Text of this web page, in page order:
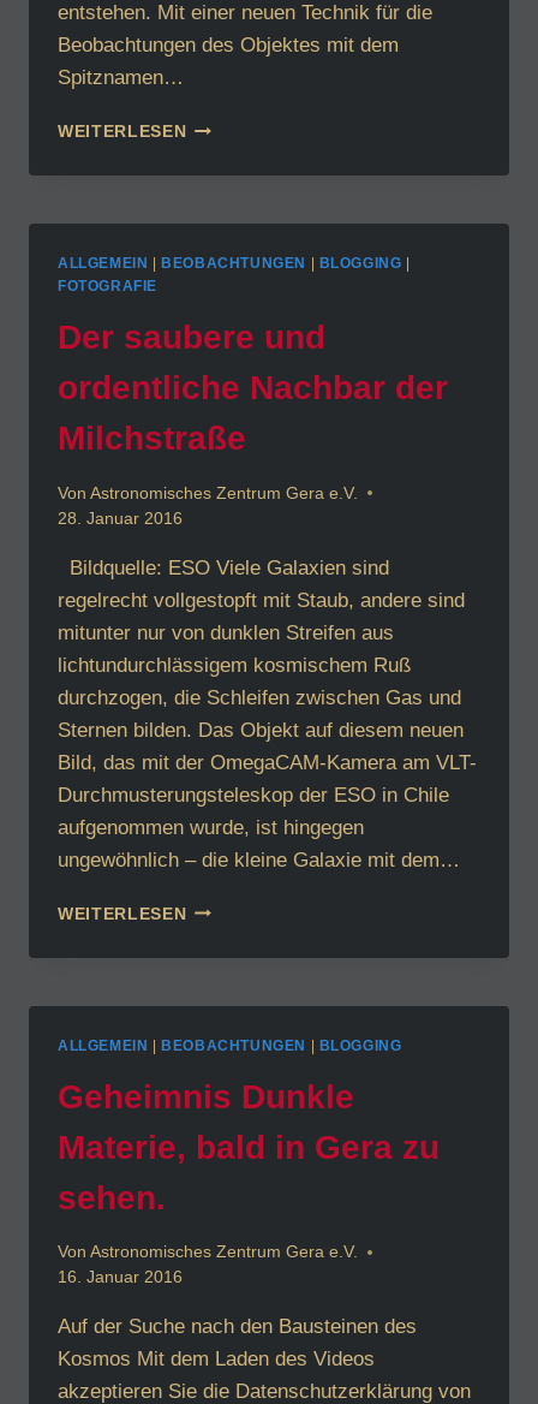
entstehen. Mit einer neuen Technik für die
Beobachtungen des Objektes mit dem
Spitznamen…
WEITERLESENDIE
FLIEGENDE
ALLGEMEIN BEOBACHTUNGEN BLOGGING
FOTOGRAFIE
Der saubere und
ordentliche Nachbar der
Milchstraße
Von Astronomisches Zentrum Gera e.V.
28. Januar 2016
Bildquelle: ESO Viele Galaxien sind
regelrecht vollgestopft mit Staub, andere sind
mitunter nur von dunklen Streifen aus
lichtundurchlässigem kosmischem Ruß
durchzogen, die Schleifen zwischen Gas und
Sternen bilden. Das Objekt auf diesem neuen
Bild, das mit der OmegaCAM-Kamera am VLT-
Durchmusterungsteleskop der ESO in Chile
aufgenommen wurde, ist hingegen
ungewöhnlich – die kleine Galaxie mit dem…
WEITERLESENDER
UND
NACHBAR
MILCHSTRASSE
ALLGEMEIN |BEOBACHTUNGEN | BLOGGING
Geheimnis Dunkle
Materie, bald in Gera zu
sehen.
Von Astronomisches Zentrum Gera e.V.
16. Januar 2016
Auf der Suche nach den Bausteinen des
Kosmos Mit dem Laden des Videos
akzeptieren Sie die Datenschutzerklärung von